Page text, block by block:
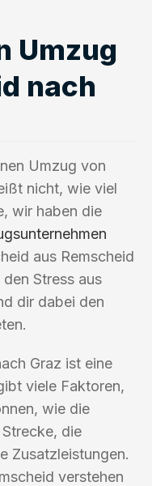
Umzug
nach
Umzug von
nicht, wie viel
wir haben die
aus Remscheid
Stress aus
dir dabei den
Graz ist eine
viele Faktoren,
wie die
die
Zusatzleistungen.
verstehen